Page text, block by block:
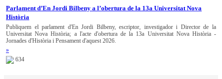
Parlament d’En Jordi Bilbeny a l’obertura de la 13a Universitat Nova
Història
Publiquem el parlament d'En Jordi Bilbeny, escriptor, investigador i Director de la
Universitat Nova Història; a l'acte d'obertura de la 13a Universitat Nova Història -
Jornades d'Història i Pensament d'aquest 2026.
»
634